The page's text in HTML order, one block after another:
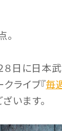
。
８日に日本
ライブ『毎
ざいます。